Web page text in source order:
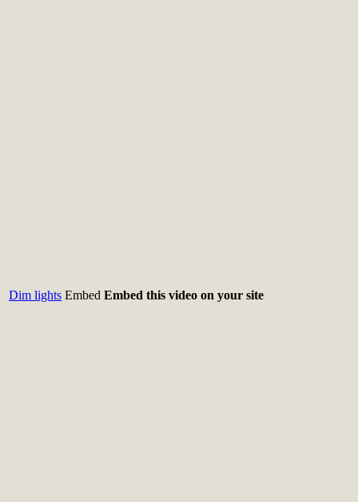
Dim lights Embed Embed this video on your site